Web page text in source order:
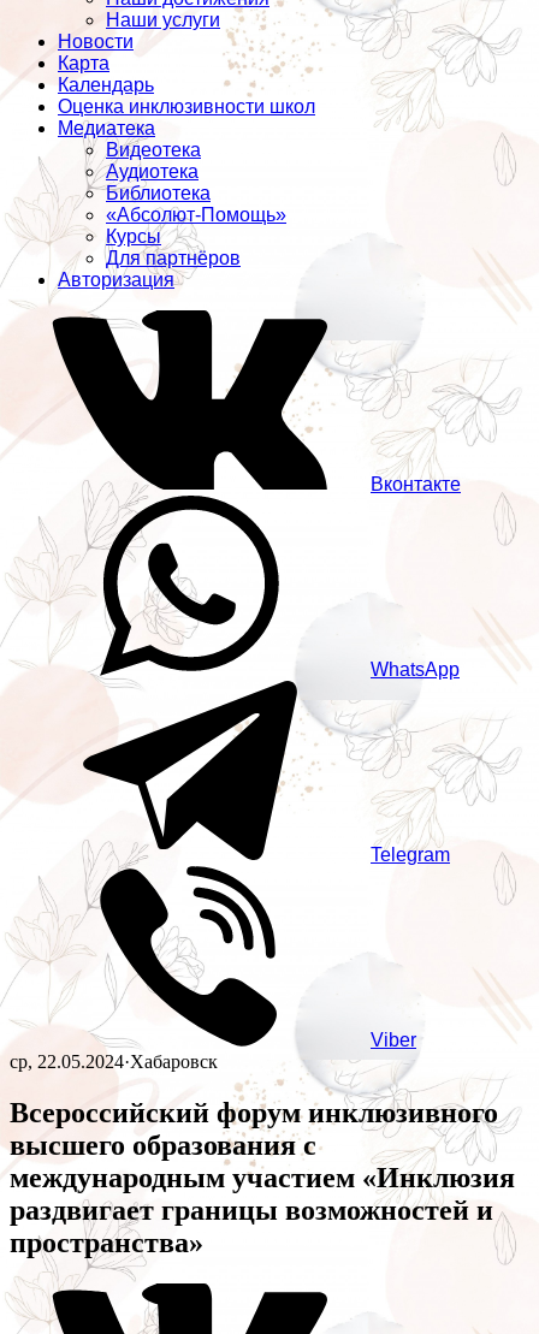
Наши услуги
Новости
Карта
Календарь
Оценка инклюзивности школ
Медиатека
Видеотека
Аудиотека
Библиотека
«Абсолют-Помощь»
Курсы
Для партнёров
Авторизация
Вконтакте
WhatsApp
Telegram
Viber
ср, 22.05.2024·Хабаровск
Всероссийский форум инклюзивного
высшего образования с
международным участием «Инклюзия
раздвигает границы возможностей и
пространства»